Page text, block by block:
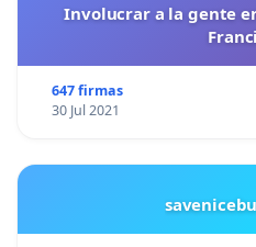
Involucrar a la gente
647 firmas
30 Jul 2021